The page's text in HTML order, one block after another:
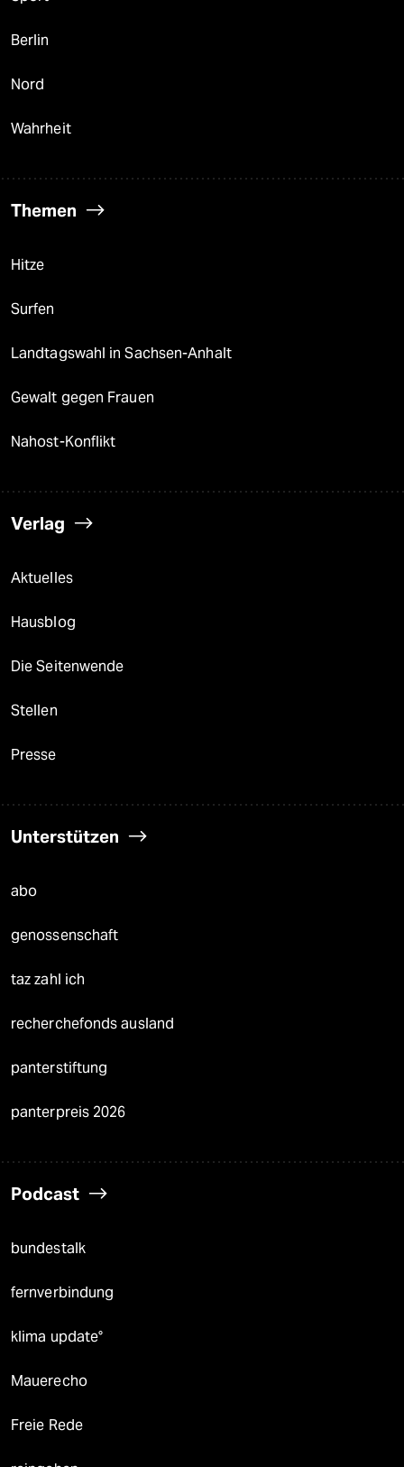
Berlin
Nord
Wahrheit
Themen
Hitze
Surfen
Landtagswahl in Sachsen-Anhalt
Gewalt gegen Frauen
Nahost-Konflikt
Verlag
Aktuelles
Hausblog
Die Seitenwende
Stellen
Presse
Unterstützen
abo
genossenschaft
taz zahl ich
recherchefonds ausland
panterstiftung
panterpreis 2026
Podcast
bundestalk
fernverbindung
klima update°
Mauerecho
Freie Rede